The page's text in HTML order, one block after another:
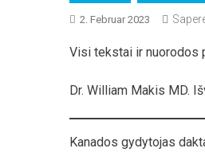
2. Februar 2023
Visi tekstai ir nuorodos
Dr. William Makis MD.
Kanados gydytojas